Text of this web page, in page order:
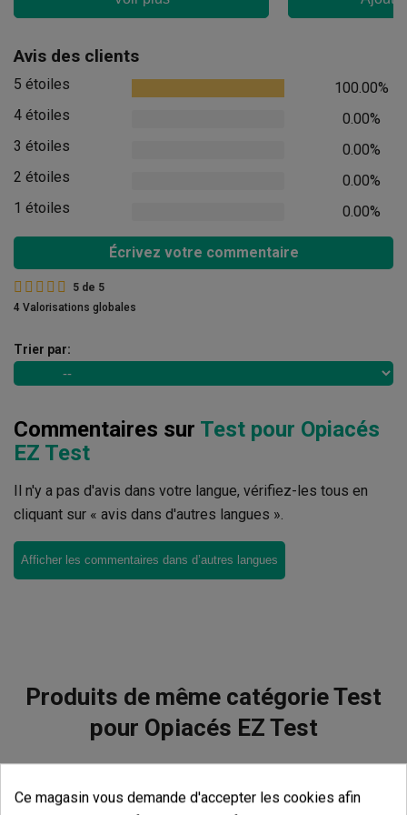
Avis des clients
5 étoiles
100.00%
4 étoiles
0.00%
3 étoiles
0.00%
2 étoiles
0.00%
1 étoiles
0.00%
Écrivez votre commentaire
5 de 5
4 Valorisations globales
Trier par:
Commentaires sur Test pour Opiacés
EZ Test
Il n'y a pas d'avis dans votre langue, vérifiez-les tous en
cliquant sur « avis dans d'autres langues ».
Afficher les commentaires dans d’autres langues
Produits de même catégorie Test
pour Opiacés EZ Test
Ce magasin vous demande d'accepter les cookies afin